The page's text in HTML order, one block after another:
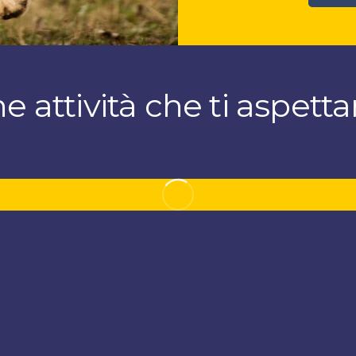
attività che ti